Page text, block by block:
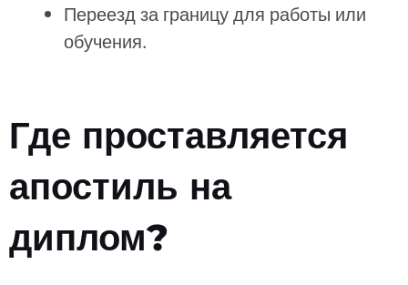
Переезд за границу для работы или
обучения.
Где проставляется
апостиль на
диплом?